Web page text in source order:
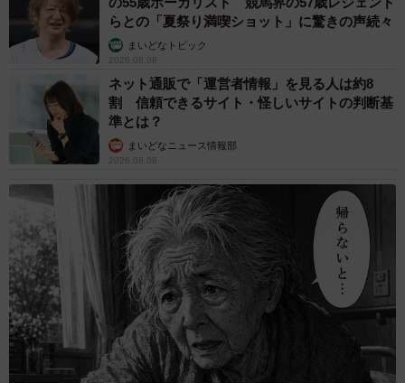
らとの「夏祭り満喫ショット」に驚きの声続々
まいどなトピック
2026.08.08
ネット通販で「運営者情報」を見る人は約8
割 信頼できるサイト・怪しいサイトの判断基
準とは？
まいどなニュース情報部
2026.08.08